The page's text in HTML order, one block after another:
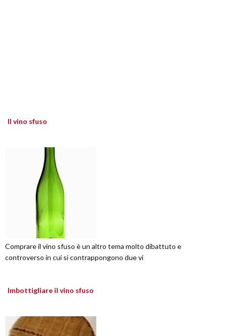
Il vino sfuso
Comprare il vino sfuso è un altro tema molto dibattuto e
controverso in cui si contrappongono due vi
Imbottigliare il vino sfuso